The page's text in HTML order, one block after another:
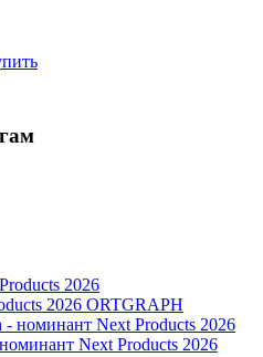
2026 ORTGRAPH
Next Products 2026